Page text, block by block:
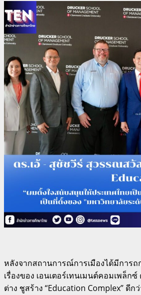
หลังจากสถานการณ์การเมืองได้มีการถ
เรื่องของ เอนเตอร์เทนเมนต์คอมเพล็ก
ต่าง ชูสร้าง “Education Complex” ดีก